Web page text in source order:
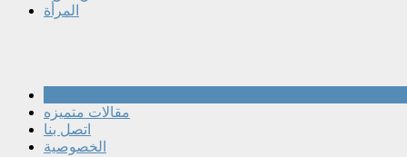
المرأة
مقالات متميزه
اتصل بنا
الخصوصية